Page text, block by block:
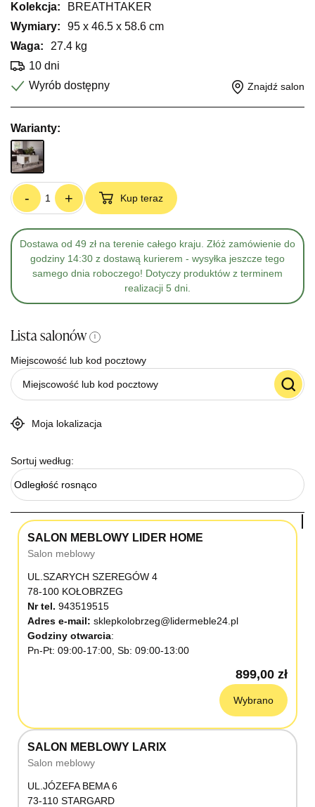
Kolekcja:
BREATHTAKER
Wymiary:
95 x 46.5 x 58.6 cm
Waga:
27.4 kg
10 dni
Wyrób dostępny
Znajdź salon
Warianty:
- + Kup teraz
Dostawa od 49 zł na terenie całego kraju. Złóż zamówienie do
godziny 14:30 z dostawą kurierem - wysyłka jeszcze tego
samego dnia roboczego! Dotyczy produktów z terminem
realizacji 5 dni.
Lista salonów i
Miejscowość lub kod pocztowy
Moja lokalizacja
Sortuj według:
Odległość rosnąco
SALON MEBLOWY LIDER HOME
Salon meblowy
UL.SZARYCH SZEREGÓW 4
78-100 KOŁOBRZEG
Nr tel. 943519515
Adres e-mail: sklepkolobrzeg@lidermeble24.pl
Godziny otwarcia
Pn-Pt: 09:00-17:00, Sb: 09:00-13:00
899,00 zł
Wybrano
SALON MEBLOWY LARIX
Salon meblowy
UL.JÓZEFA BEMA 6
73-110 STARGARD